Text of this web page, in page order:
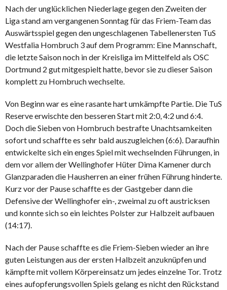
Nach der unglücklichen Niederlage gegen den Zweiten der
Liga stand am vergangenen Sonntag für das Friem-Team das
Auswärtsspiel gegen den ungeschlagenen Tabellenersten TuS
Westfalia Hombruch 3 auf dem Programm: Eine Mannschaft,
die letzte Saison noch in der Kreisliga im Mittelfeld als OSC
Dortmund 2 gut mitgespielt hatte, bevor sie zu dieser Saison
komplett zu Hombruch wechselte.
Von Beginn war es eine rasante hart umkämpfte Partie. Die TuS
Reserve erwischte den besseren Start mit 2:0, 4:2 und 6:4.
Doch die Sieben von Hombruch bestrafte Unachtsamkeiten
sofort und schaffte es sehr bald auszugleichen (6:6). Daraufhin
entwickelte sich ein enges Spiel mit wechselnden Führungen, in
dem vor allem der Wellinghofer Hüter Dima Kamener durch
Glanzparaden die Hausherren an einer frühen Führung hinderte.
Kurz vor der Pause schaffte es der Gastgeber dann die
Defensive der Wellinghofer ein-, zweimal zu oft austricksen
und konnte sich so ein leichtes Polster zur Halbzeit aufbauen
(14:17).
Nach der Pause schaffte es die Friem-Sieben wieder an ihre
guten Leistungen aus der ersten Halbzeit anzuknüpfen und
kämpfte mit vollem Körpereinsatz um jedes einzelne Tor. Trotz
eines aufopferungsvollen Spiels gelang es nicht den Rückstand